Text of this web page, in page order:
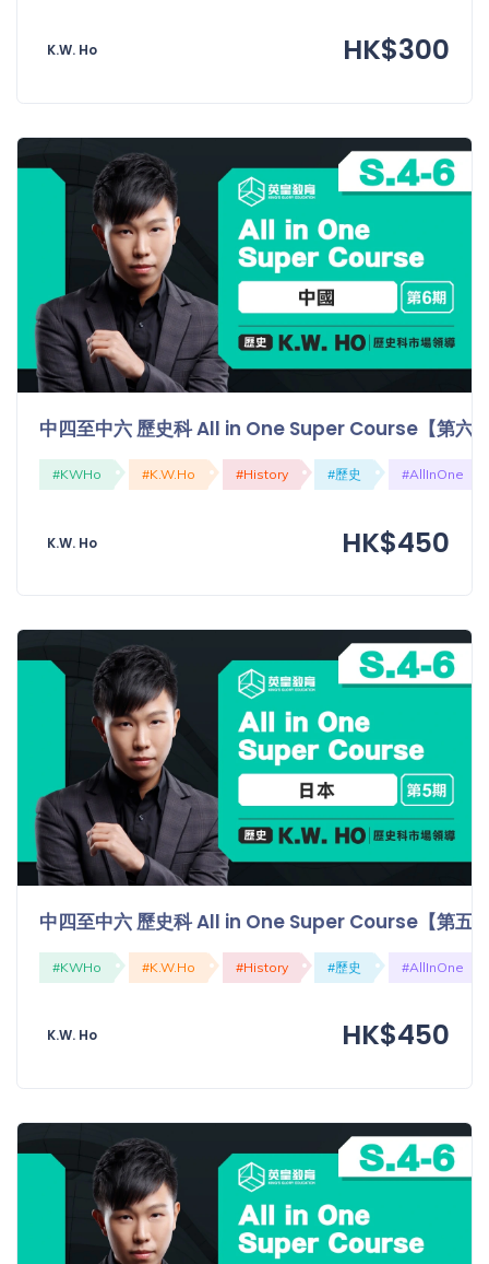
項
「同
時符
合所
有標
籤」
精準
設
密
K.W. Ho HK$300
中四至中六 歷史科 All in One Super Course【第六
#KWHo #K.W.Ho #History #歷史 #AllInOne
K.W. Ho HK$450
中四至中六 歷史科 All in One Super Course【第五
#KWHo #K.W.Ho #History #歷史 #AllInOne
K.W. Ho HK$450